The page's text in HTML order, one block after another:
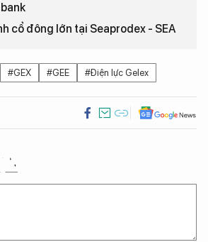
cổ đông lớn tại Seaprodex - SEA
#GEX #GEE #Điện lực Gelex